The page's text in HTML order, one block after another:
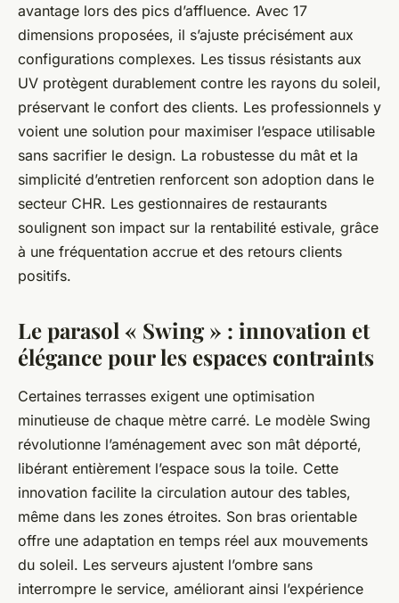
avantage lors des pics d’affluence. Avec 17
dimensions proposées, il s’ajuste précisément aux
configurations complexes. Les tissus résistants aux
UV protègent durablement contre les rayons du soleil,
préservant le confort des clients. Les professionnels y
voient une solution pour maximiser l’espace utilisable
sans sacrifier le design. La robustesse du mât et la
simplicité d’entretien renforcent son adoption dans le
secteur CHR. Les gestionnaires de restaurants
soulignent son impact sur la rentabilité estivale, grâce
à une fréquentation accrue et des retours clients
positifs.
Le parasol « Swing » : innovation et
élégance pour les espaces contraints
Certaines terrasses exigent une optimisation
minutieuse de chaque mètre carré. Le modèle Swing
révolutionne l’aménagement avec son mât déporté,
libérant entièrement l’espace sous la toile. Cette
innovation facilite la circulation autour des tables,
même dans les zones étroites. Son bras orientable
offre une adaptation en temps réel aux mouvements
du soleil. Les serveurs ajustent l’ombre sans
interrompre le service, améliorant ainsi l’expérience